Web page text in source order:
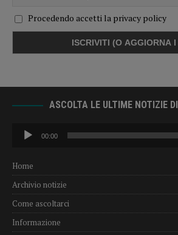
Procedendo accetti la privacy policy
ASCOLTA LE ULTIME NOTIZIE
Audio
Player
00:00
Home
Archivio notizie
Come ascoltarci
Informazione